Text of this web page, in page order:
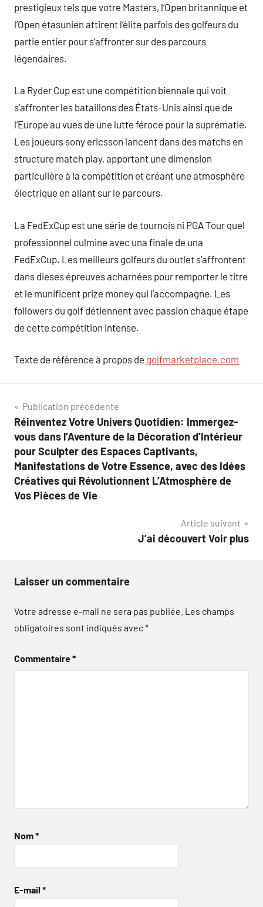
prestigieux tels que votre Masters, l’Open britannique et
l’Open étasunien attirent l’élite parfois des golfeurs du
partie entier pour s’affronter sur des parcours
légendaires.
La Ryder Cup est une compétition biennale qui voit
s’affronter les bataillons des États-Unis ainsi que de
l’Europe au vues de une lutte féroce pour la suprématie.
Les joueurs sony ericsson lancent dans des matchs en
structure match play, apportant une dimension
particulière à la compétition et créant une atmosphère
électrique en allant sur le parcours.
La FedExCup est une série de tournois ni PGA Tour quel
professionnel culmine avec una finale de una
FedExCup. Les meilleurs golfeurs du outlet s’affrontent
dans dieses épreuves acharnées pour remporter le titre
et le munificent prize money qui l’accompagne. Les
followers du golf détiennent avec passion chaque étape
de cette compétition intense.
Texte de référence à propos de golfmarketplace.com
Navigation
de
l’article
Publication précédente
Réinventez Votre Univers Quotidien: Immergez-
vous dans l’Aventure de la Décoration d’Intérieur
pour Sculpter des Espaces Captivants,
Manifestations de Votre Essence, avec des Idées
Créatives qui Révolutionnent L’Atmosphère de
Vos Pièces de Vie
Article suivant
J’ai découvert Voir plus
Laisser un commentaire
Votre adresse e-mail ne sera pas publiée. Les champs
obligatoires sont indiqués avec*
Commentaire*
Nom*
E-mail *